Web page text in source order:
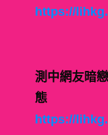
https://
測中網友暗
態
https://